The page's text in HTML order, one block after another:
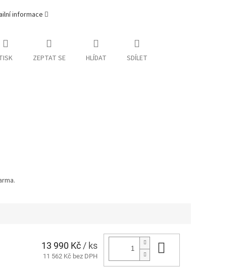
informace
ZEPTAT SE HLÍDAT SDÍLET
13 990 Kč / ks
11 562 Kč bez DPH